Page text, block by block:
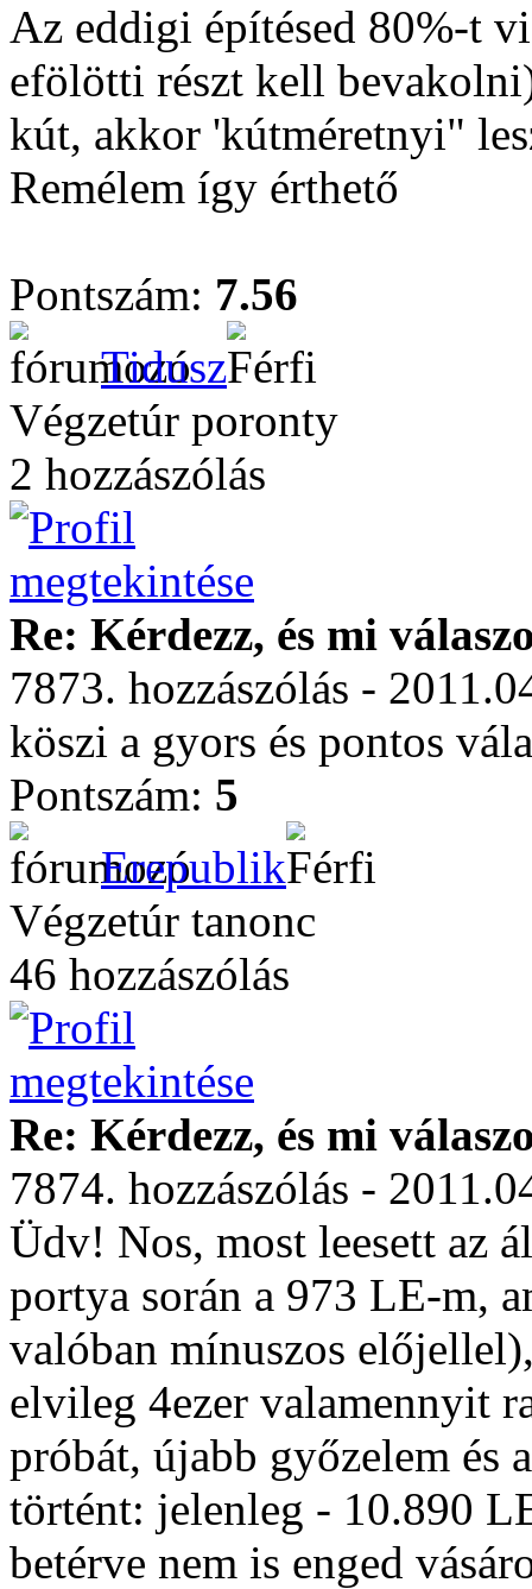
Az eddigi építésed 80%-t
efölötti részt kell
kút, akkor 'kútméretnyi"
Remélem így érthető
Pontszám: 7.56
Tidusz
Végzetúr poronty
2 hozzászólás
Re: Kérdezz, és mi
7873. hozzászólás -
köszi a gyors és pontos
Pontszám: 5
Erepublik
Végzetúr tanonc
46 hozzászólás
Re: Kérdezz, és mi
7874. hozzászólás -
Üdv! Nos, most leesett az
portya során a 973 LE-m,
valóban mínuszos
elvileg 4ezer valamennyit
próbát, újabb győzelem és
történt: jelenleg - 10.890
betérve nem is enged